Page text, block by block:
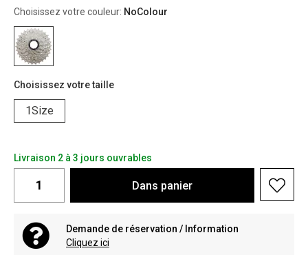
Choisissez votre couleur: NoColour
Choisissez votre taille
1Size
Livraison 2 à 3 jours ouvrables
Dans panier
Demande de réservation / Information
Cliquez ici